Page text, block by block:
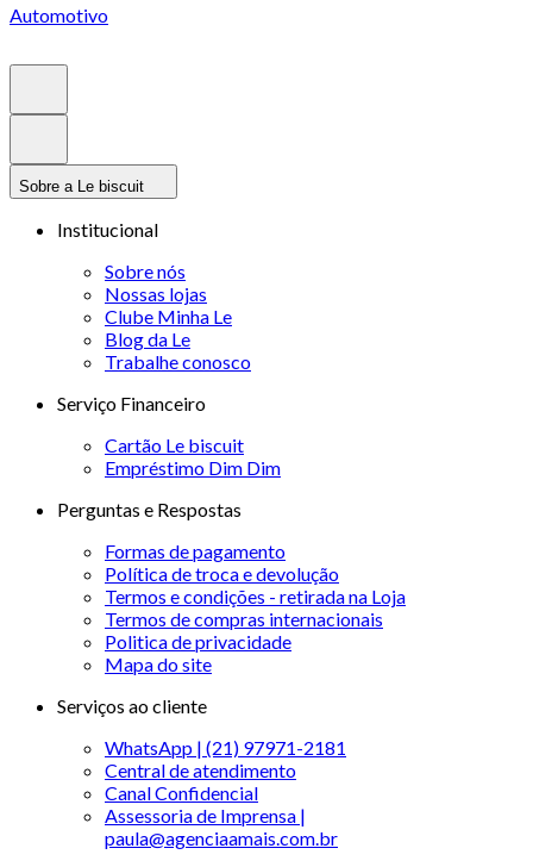
Automotivo
Sobre a Le biscuit
Institucional
Sobre nós
Nossas lojas
Clube Minha Le
Blog da Le
Trabalhe conosco
Serviço Financeiro
Cartão Le biscuit
Empréstimo Dim Dim
Perguntas e Respostas
Formas de pagamento
Política de troca e devolução
Termos e condições - retirada na Loja
Termos de compras internacionais
Politica de privacidade
Mapa do site
Serviços ao cliente
WhatsApp | (21) 97971-2181
Central de atendimento
Canal Confidencial
Assessoria de Imprensa |
paula@agenciaamais.com.br